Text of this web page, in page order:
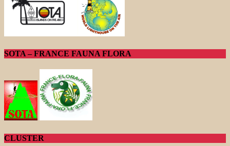
SOTA – FRANCE FAUNA FLORA
CLUSTER